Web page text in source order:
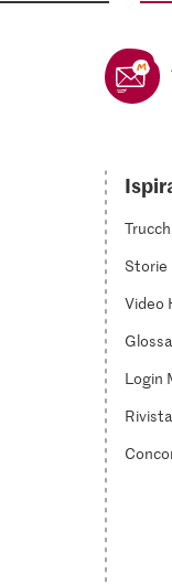
Storie
Video
Login